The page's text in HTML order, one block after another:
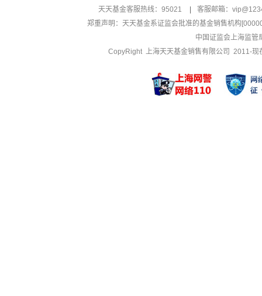
天天基金客服热线：95021
客服邮箱：
郑重声明： 天天基金系证监会批准的基金销售机构
中国证监会上海监管
CopyRight 上海天天基金销售有限公司 2011-